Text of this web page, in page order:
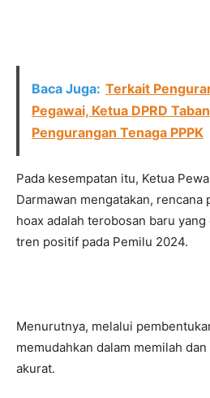
Baca Juga: Terkait
Pegawai, Ketua DPRD
Pengurangan Tenaga PPPK
Pada kesempatan itu, Ketua
Darmawan mengatakan, rencana
hoax adalah terobosan baru
tren positif pada Pemilu 2024.
Menurutnya, melalui
memudahkan dalam memilah
akurat.